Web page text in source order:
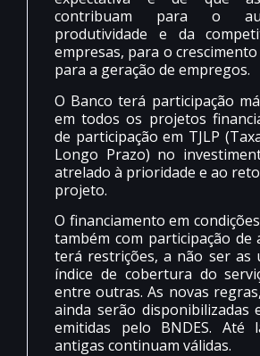
contribuam para o
produtividade e da
empresas, para o
para a geração de empregos.
O Banco terá participação
em todos os projetos
de participação em TJLP
Longo Prazo) no
atrelado à prioridade e ao
projeto.
O financiamento em
também com participação de
terá restrições, a não ser as
índice de cobertura do
entre outras. As novas
ainda serão disponibilizadas
emitidas pelo BNDES. Até
antigas continuam válidas.